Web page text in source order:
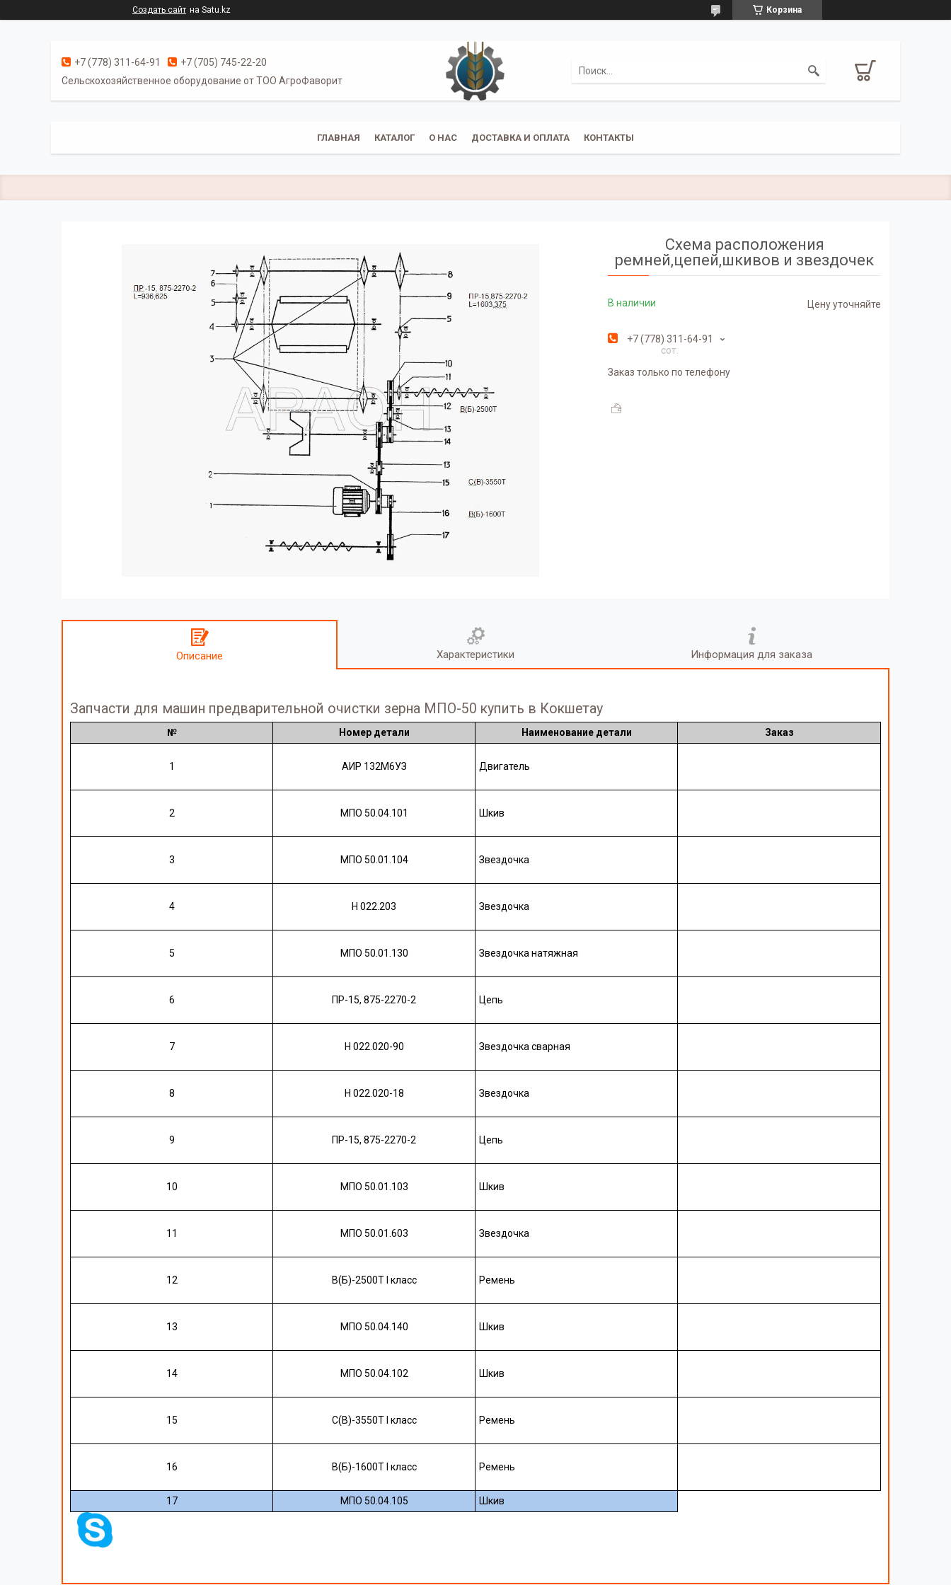
Создать сайт на Satu.kz Корзина
+7 (778) 311-64-91
+7 (705) 745-22-20
Cельскохозяйственное оборудование от ТОО АгроФаворит
ГЛАВНАЯ КАТАЛОГ О НАС ДОСТАВКА И ОПЛАТА КОНТАКТЫ
Схема расположения
ремней,цепей,шкивов и звездочек
В наличии Цену уточняйте
+7 (778) 311-64-91
сот.
Заказ только по телефону
Описание Характеристики Информация для заказа
Запчасти для машин предварительной очистки зерна МПО-50 купить в Кокшетау
№ Номер детали Наименование детали Заказ
1 АИР 132М6УЗ Двигатель
2 МПО 50.04.101 Шкив
3 МПО 50.01.104 Звездочка
4 Н 022.203 Звездочка
5 МПО 50.01.130 Звездочка натяжная
6 ПР-15, 875-2270-2 Цепь
7 Н 022.020-90 Звездочка сварная
8 Н 022.020-18 Звездочка
9 ПР-15, 875-2270-2 Цепь
10 МПО 50.01.103 Шкив
11 МПО 50.01.603 Звездочка
12 В(Б)-2500Т I класс Ремень
13 МПО 50.04.140 Шкив
14 МПО 50.04.102 Шкив
15 С(В)-3550Т I класс Ремень
16 В(Б)-1600Т I класс Ремень
17 МПО 50.04.105 Шкив